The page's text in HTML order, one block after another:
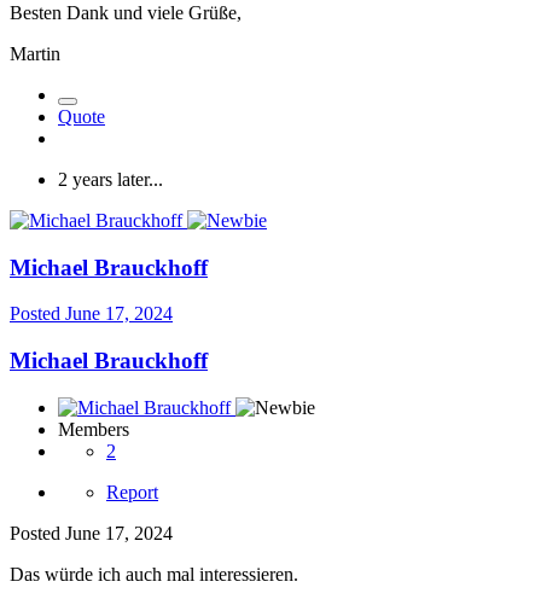
Besten Dank und viele Grüße,
Martin
Quote
2 years later...
Michael Brauckhoff
Posted June 17, 2024
Michael Brauckhoff
Members
2
Report
Posted June 17, 2024
Das würde ich auch mal interessieren.